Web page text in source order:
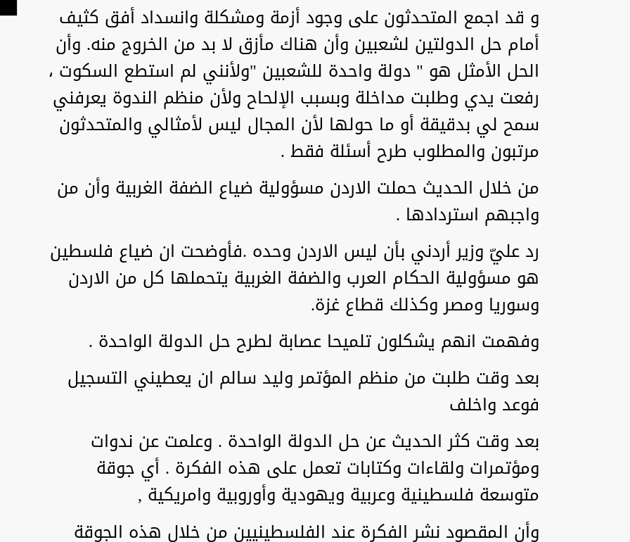
و قد اجمع المتحدثون على وجود أزمة ومشكلة وانسداد أفق كثيف
أمام حل الدولتين لشعبين وأن هناك مأزق لا بد من الخروج منه. وأن
الحل الأمثل هو " دولة واحدة للشعبين "ولأنني لم استطع السكوت ،
رفعت يدي وطلبت مداخلة وبسبب الإلحاح ولأن منظم الندوة يعرفني
سمح لي بدقيقة أو ما حولها لأن المجال ليس لأمثالي والمتحدثون
مرتبون والمطلوب طرح أسئلة فقط .
من خلال الحديث حملت الاردن مسؤولية ضياع الضفة الغربية وأن من
واجبهم استردادها .
رد عليّ وزير أردني بأن ليس الاردن وحده .فأوضحت ان ضياع فلسطين
هو مسؤولية الحكام العرب والضفة الغربية يتحملها كل من الاردن
وسوريا ومصر وكذلك قطاع غزة.
وفهمت انهم يشكلون تلميحا عصابة لطرح حل الدولة الواحدة .
بعد وقت طلبت من منظم المؤتمر وليد سالم ان يعطيني التسجيل
فوعد واخلف
بعد وقت كثر الحديث عن حل الدولة الواحدة . وعلمت عن ندوات
ومؤتمرات ولقاءات وكتابات تعمل على هذه الفكرة . أي جوقة
متوسعة فلسطينية وعربية ويهودية وأوروبية وامريكية ,
وأن المقصود نشر الفكرة عند الفلسطينيين من خلال هذه الجوقة